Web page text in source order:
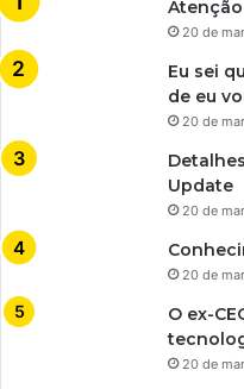
20 de
Eu sei
de eu
20 de
Update
20 de
20 de
O ex-
20 de